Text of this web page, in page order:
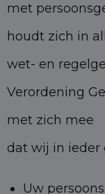
met
houdt zich in
wet- en
Verordening
met zich mee
dat wij in ieder
Uw